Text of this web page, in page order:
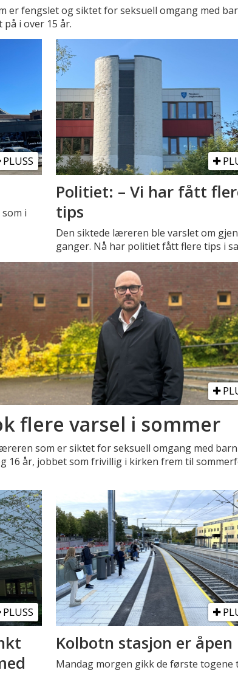
er fengslet og siktet for seksuell omgang med
på i over 15 år.
PLUSS
i
Politiet: – Vi har fått
tips
Den siktede læreren ble varslet om
ganger. Nå har politiet fått flere tips i
flere varsel i sommer
som er siktet for seksuell omgang med barn
16 år, jobbet som frivillig i kirken frem til
PLUSS
Kolbotn stasjon er åpen
Mandag morgen gikk de første togene